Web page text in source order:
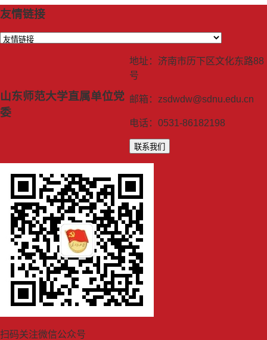
友情链接
山东师范大学直属单位党
委
地址：济南市历下区文化东路88
号
邮箱：zsdwdw@sdnu.edu.cn
电话：0531-86182198
联系我们
扫码关注微信公众号